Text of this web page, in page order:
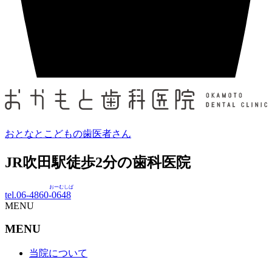
おとなとこどもの歯医者さん
JR吹田駅徒歩2分の歯科医院
tel.06-4860-0648
おーむしば
MENU
MENU
当院について